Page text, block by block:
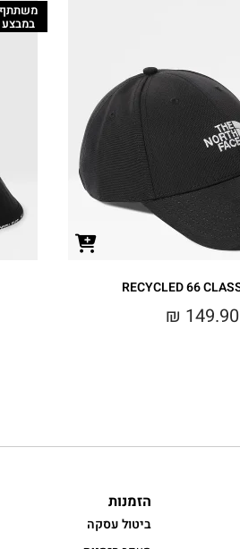
₪ 149.90
משתתף
במבצע
הזמנות
ביטול עסקה